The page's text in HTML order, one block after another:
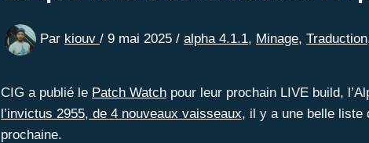
Par kiouv / 9 mai 2025 / alpha 4.1.1, Minage, Traduction
CIG a publié le Patch Watch pour leur prochain LIVE build,
l’invictus 2955, de 4 nouveaux vaisseaux, il y a une belle liste
prochaine.